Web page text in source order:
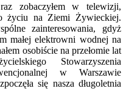
zobaczyłem w telewizji,
życiu na Ziemi Żywieckiej.
zainteresowania, gdyż
małej elektrowni wodnej na
osobiście na przełomie lat
Stowarzyszenia
w Warszawie
się nasza długoletnia